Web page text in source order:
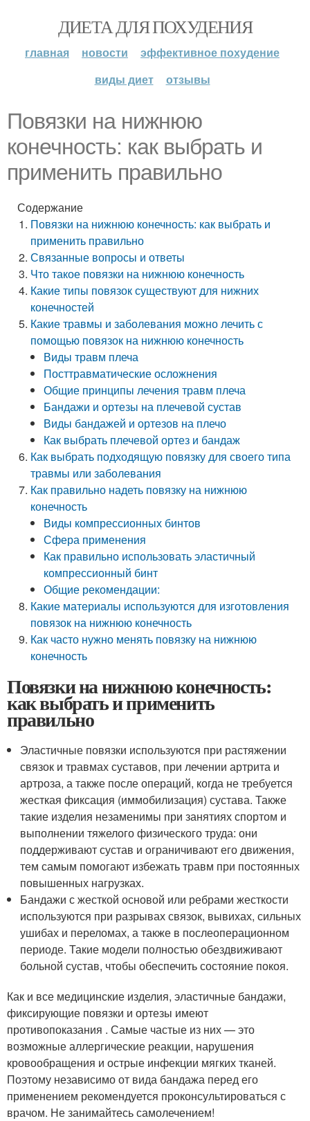
ДИЕТА ДЛЯ ПОХУДЕНИЯ
главная новости
эффективное похудение
виды диет
отзывы
Повязки на нижнюю
конечность: как выбрать и
применить правильно
Содержание
Повязки на нижнюю конечность: как выбрать и
применить правильно
Связанные вопросы и ответы
Что такое повязки на нижнюю конечность
Какие типы повязок существуют для нижних
конечностей
Какие травмы и заболевания можно лечить с
помощью повязок на нижнюю конечность
Виды травм плеча
Посттравматические осложнения
Общие принципы лечения травм плеча
Бандажи и ортезы на плечевой сустав
Виды бандажей и ортезов на плечо
Как выбрать плечевой ортез и бандаж
Как выбрать подходящую повязку для своего типа
травмы или заболевания
Как правильно надеть повязку на нижнюю
конечность
Виды компрессионных бинтов
Сфера применения
Как правильно использовать эластичный
компрессионный бинт
Общие рекомендации:
Какие материалы используются для изготовления
повязок на нижнюю конечность
Как часто нужно менять повязку на нижнюю
конечность
Повязки на нижнюю конечность:
как выбрать и применить
правильно
Эластичные повязки используются при растяжении
связок и травмах суставов, при лечении артрита и
артроза, а также после операций, когда не требуется
жесткая фиксация (иммобилизация) сустава. Также
такие изделия незаменимы при занятиях спортом и
выполнении тяжелого физического труда: они
поддерживают сустав и ограничивают его движения,
тем самым помогают избежать травм при постоянных
повышенных нагрузках.
Бандажи с жесткой основой или ребрами жесткости
используются при разрывах связок, вывихах, сильных
ушибах и переломах, а также в послеоперационном
периоде. Такие модели полностью обездвиживают
больной сустав, чтобы обеспечить состояние покоя.
Как и все медицинские изделия, эластичные бандажи,
фиксирующие повязки и ортезы имеют
противопоказания . Самые частые из них — это
возможные аллергические реакции, нарушения
кровообращения и острые инфекции мягких тканей.
Поэтому независимо от вида бандажа перед его
применением рекомендуется проконсультироваться с
врачом. Не занимайтесь самолечением!